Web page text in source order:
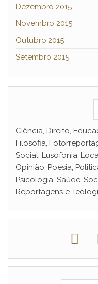
Dezembro 2015
Novembro 2015
Outubro 2015
Setembro 2015
Ciência, Direito,
Filosofia,
Social, Lusofonia,
Opinião, Poesia,
Psicologia, Saúde,
Reportagens e